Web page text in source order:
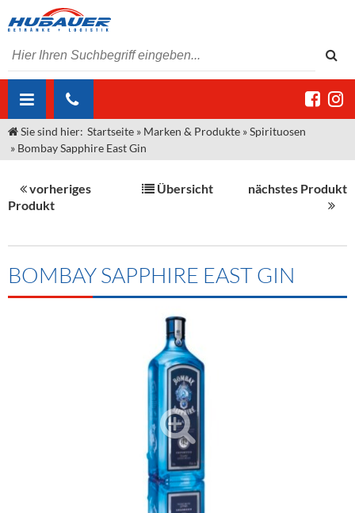
ÜBER UNS
Unser Liefergebiet
Kontakt
Angebote Gastronomie & Großhandel
Neuigkeiten
MARKEN & PRODUKTE
Sirup
Spirituosen
Alkoholfreie Getränke
Kommisionskauf & Lieferbedingungen
Fremddienstleistungen
Sie sind hier: Startseite » Marken & Produkte »Spirituosen
» Bombay Sapphire East Gin
vorheriges
Produkt
Übersicht nächstes Produkt
BOMBAY SAPPHIRE EAST GIN